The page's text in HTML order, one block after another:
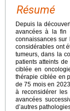
Résumé
Depuis la
avancées à la fin
connaissances
considérables ont
tumeurs, dans la
patients atteints
ciblée en
thérapie ciblée en
de 75 mois en
à reconsidérer
avancées
d’autres